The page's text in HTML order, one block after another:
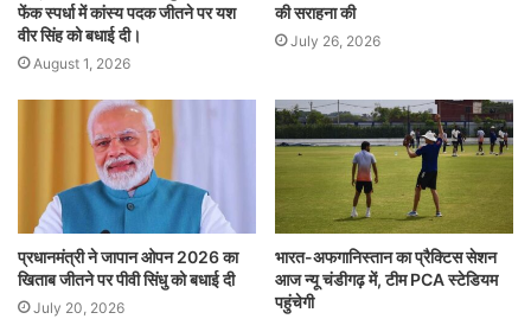
फेंक स्पर्धा में कांस्य पदक जीतने पर यश
वीर सिंह को बधाई दी।
August 1, 2026
की सराहना की
July 26, 2026
प्रधानमंत्री ने जापान ओपन 2026 का
खिताब जीतने पर पीवी सिंधु को बधाई दी
July 20, 2026
भारत-अफगानिस्तान का प्रैक्टिस सेशन
आज न्यू चंडीगढ़ में, टीम PCA स्टेडियम
पहुंचेगी